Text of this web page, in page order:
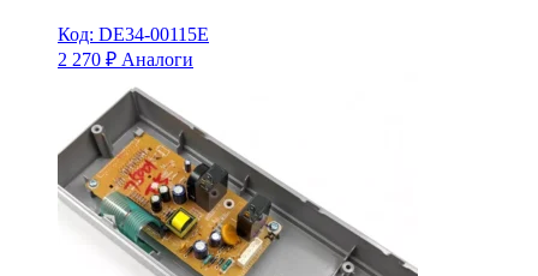
Код: DE34-00115E
2 270 ₽ Аналоги